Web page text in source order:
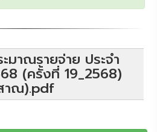
มาณรายจ่าย ประจำ
(ครั้งที่ 19_2568)
าณ).pdf